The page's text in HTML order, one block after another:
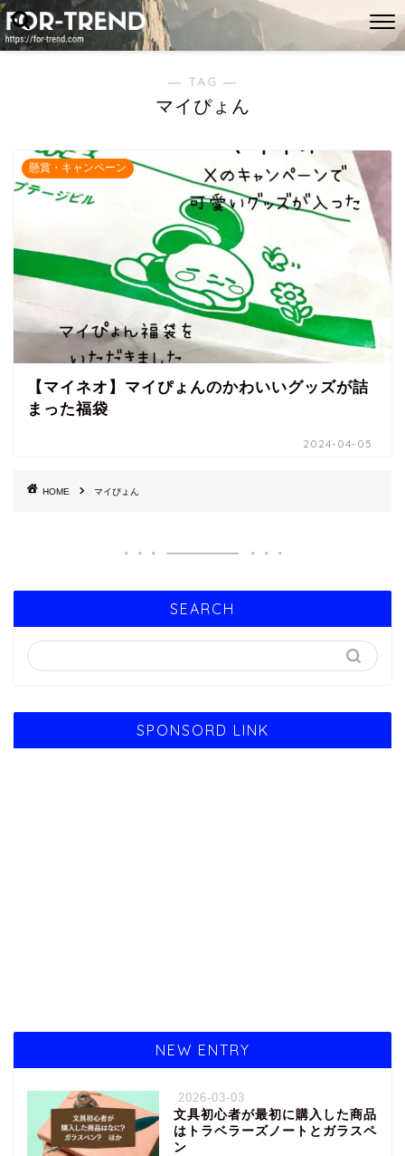
― TAG ―
マイぴょん
懸賞・キャンペーン
【マイネオ】マイぴょんのかわいいグッズが詰
まった福袋
2024-04-05
HOME マイぴょん
SEARCH
SPONSORD LINK
NEW ENTRY
2026-03-03
文具初心者が最初に購入した商品
はトラベラーズノートとガラスペ
ン